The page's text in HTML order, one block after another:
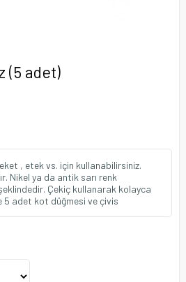
(5 adet)
, etek vs. için kullanabilirsiniz.
Nikel ya da antik sarı renk
Çekiç kullanarak kolayca
adet kot düğmesi ve çivis